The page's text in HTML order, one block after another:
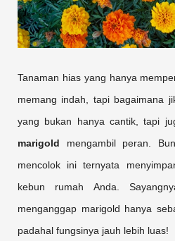
Tanaman hias yang hanya
memang indah, tapi bagaimana
yang bukan hanya cantik, tapi
marigold mengambil peran.
mencolok ini ternyata
kebun rumah Anda.
menganggap marigold hanya
padahal fungsinya jauh lebih luas!